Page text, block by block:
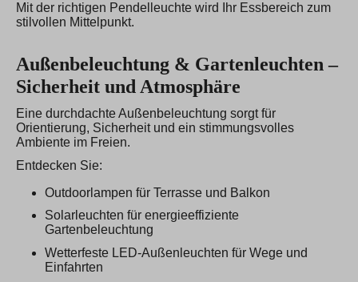
Mit der richtigen Pendelleuchte wird Ihr Essbereich zum
stilvollen Mittelpunkt.
Außenbeleuchtung & Gartenleuchten –
Sicherheit und Atmosphäre
Eine durchdachte Außenbeleuchtung sorgt für
Orientierung, Sicherheit und ein stimmungsvolles
Ambiente im Freien.
Entdecken Sie:
Outdoorlampen für Terrasse und Balkon
Solarleuchten für energieeffiziente
Gartenbeleuchtung
Wetterfeste LED-Außenleuchten für Wege und
Einfahrten